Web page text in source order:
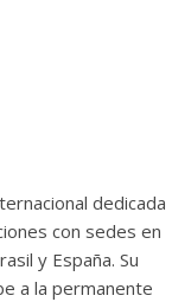
dedicada
con sedes en
y España. Su
a la permanente